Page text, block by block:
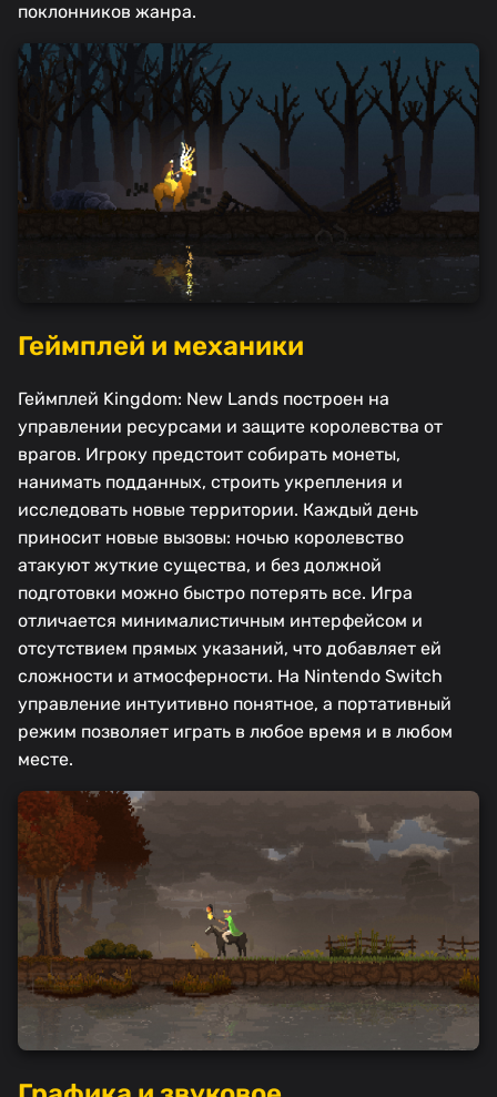
поклонников жанра.
Геймплей и механики
Геймплей Kingdom: New Lands построен на
управлении ресурсами и защите королевства от
врагов. Игроку предстоит собирать монеты,
нанимать подданных, строить укрепления и
исследовать новые территории. Каждый день
приносит новые вызовы: ночью королевство
атакуют жуткие существа, и без должной
подготовки можно быстро потерять все. Игра
отличается минималистичным интерфейсом и
отсутствием прямых указаний, что добавляет ей
сложности и атмосферности. На Nintendo Switch
управление интуитивно понятное, а портативный
режим позволяет играть в любое время и в любом
месте.